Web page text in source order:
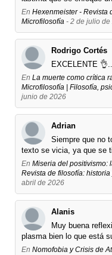
En Hexenmeister - Revista
Microfilosofía - 2 de julio de
Rodrigo Cortés
EXCELENTE
En La muerte como crítica
Microfilosofía | Filosofía,
junio de 2026
Adrian
Siempre que no
texto se vicia, ya que se
En Miseria del positivismo:
Revista de filosofía:
abril de 2026
Alanis
Muy buena
plasma bien lo que está
En Nomofobia y Crisis de